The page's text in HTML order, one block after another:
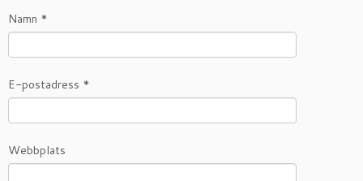
Namn *
E-postadress *
Webbplats